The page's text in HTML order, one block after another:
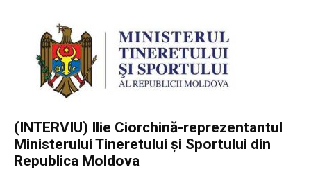
(INTERVIU) Ilie Ciorchină-reprezentantul
Ministerului Tineretului și Sportului din
Republica Moldova